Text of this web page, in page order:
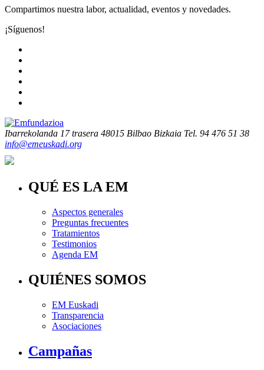
Compartimos nuestra labor, actualidad, eventos y novedades.
¡Síguenos!
Ibarrekolanda 17 trasera 48015 Bilbao Bizkaia Tel. 94 476 51 38
info@emeuskadi.org
QUÉ ES LA EM
Aspectos generales
Preguntas frecuentes
Tratamientos
Testimonios
Agenda EM
QUIÉNES SOMOS
EM Euskadi
Transparencia
Asociaciones
Campañas